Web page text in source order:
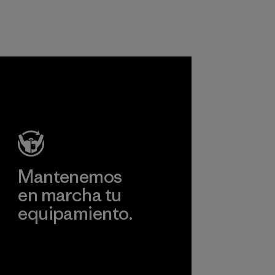
Mantenemos
en marcha tu
equipamiento.